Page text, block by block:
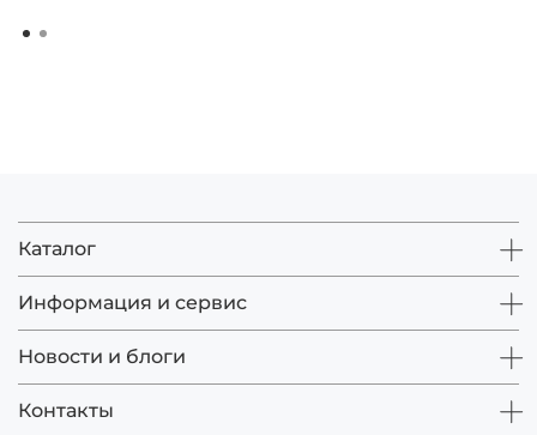
Каталог
Информация и сервис
Новости и блоги
Контакты